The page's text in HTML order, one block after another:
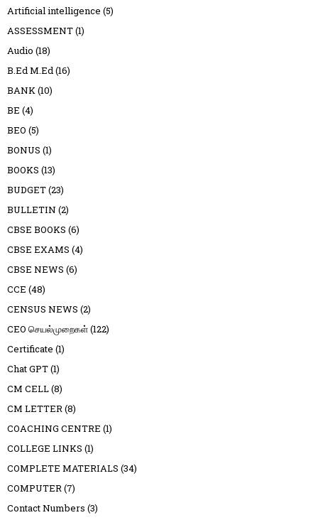
Artificial intelligence (5)
ASSESSMENT(1)
Audio (18)
B.Ed M.Ed(16)
BANK(10)
BE (4)
BEO (5)
BONUS (1)
BOOKS (13)
BUDGET(23)
BULLETIN (2)
CBSE BOOKS (6)
CBSE EXAMS (4)
CBSE NEWS (6)
CCE (48)
CENSUS NEWS (2)
CEO செயல்முறைகள்(122)
Certificate (1)
Chat GPT(1)
CM CELL(8)
CM LETTER(8)
COACHING CENTRE (1)
COLLEGE LINKS (1)
COMPLETE MATERIALS (34)
COMPUTER(7)
Contact Numbers (3)